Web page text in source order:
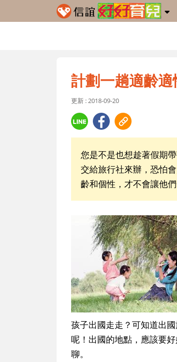
計劃一趟適齡
更新 : 2018-09-20
您是不是也想趁著假期
交給旅行社來辦，恐怕
齡和個性，才不會讓他們
孩子出國走走？可知道出
呢！出國的地點，應該要
聊。